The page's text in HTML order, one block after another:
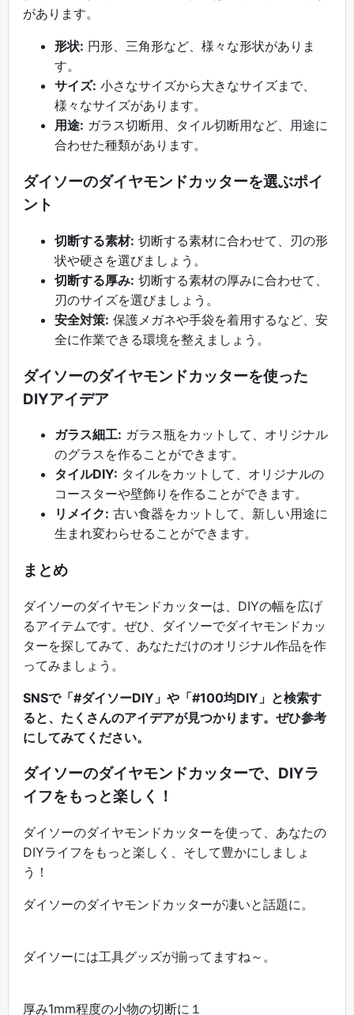
があります。
形状: 円形、三角形など、様々な形状がありま
す。
サイズ: 小さなサイズから大きなサイズまで、
様々なサイズがあります。
用途: ガラス切断用、タイル切断用など、用途に
合わせた種類があります。
ダイソーのダイヤモンドカッターを選ぶポイ
ント
切断する素材: 切断する素材に合わせて、刃の形
状や硬さを選びましょう。
切断する厚み: 切断する素材の厚みに合わせて、
刃のサイズを選びましょう。
安全対策: 保護メガネや手袋を着用するなど、安
全に作業できる環境を整えましょう。
ダイソーのダイヤモンドカッターを使った
DIYアイデア
ガラス細工: ガラス瓶をカットして、オリジナル
のグラスを作ることができます。
タイルDIY: タイルをカットして、オリジナルの
コースターや壁飾りを作ることができます。
リメイク: 古い食器をカットして、新しい用途に
生まれ変わらせることができます。
まとめ
ダイソーのダイヤモンドカッターは、DIYの幅を広げ
るアイテムです。ぜひ、ダイソーでダイヤモンドカッ
ターを探してみて、あなただけのオリジナル作品を作
ってみましょう。
SNSで「#ダイソーDIY」や「#100均DIY」と検索す
ると、たくさんのアイデアが見つかります。ぜひ参考
にしてみてください。
ダイソーのダイヤモンドカッターで、DIYラ
イフをもっと楽しく！
ダイソーのダイヤモンドカッターを使って、あなたの
DIYライフをもっと楽しく、そして豊かにしましょ
う！
ダイソーのダイヤモンドカッターが凄いと話題に。
ダイソーには工具グッズが揃ってますね～。
厚み1mm程度の小物の切断に１